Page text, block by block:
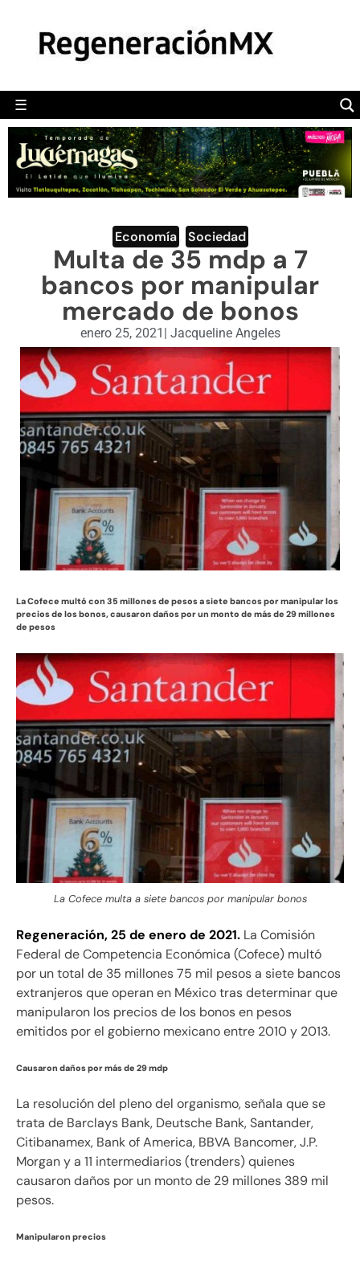
☰
POLÍTICA
CAMALEÓN
OPINIÓN
DEPORTES
ENGLISH SECTION
VIDEOS
Economía Sociedad
Multa de 35 mdp a 7
bancos por manipular
mercado de bonos
enero 25, 2021 | Jacqueline Angeles
La Cofece multó con 35 millones de pesos a siete bancos por manipular los
precios de los bonos, causaron daños por un monto de más de 29 millones
de pesos
La Cofece multa a siete bancos por manipular bonos
Regeneración, 25 de enero de 2021. La Comisión
Federal de Competencia Económica (Cofece) multó
por un total de 35 millones 75 mil pesos a siete bancos
extranjeros que operan en México tras determinar que
manipularon los precios de los bonos en pesos
emitidos por el gobierno mexicano entre 2010 y 2013.
Causaron daños por más de 29 mdp
La resolución del pleno del organismo, señala que se
trata de Barclays Bank, Deutsche Bank, Santander,
Citibanamex, Bank of America, BBVA Bancomer, J.P.
Morgan y a 11 intermediarios (trenders) quienes
causaron daños por un monto de 29 millones 389 mil
pesos.
Manipularon precios